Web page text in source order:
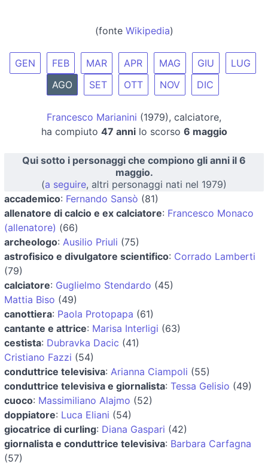
(fonte Wikipedia)
GEN FEB MAR APR MAG GIU
LUG
AGO
SET OTT NOV DIC
Francesco Marianini (1979), calciatore,
ha compiuto 47 annilo scorso 6 maggio
Qui sotto i personaggi che compiono gli anni il 6
maggio.
(a seguire, altri personaggi nati nel 1979)
accademico: Fernando Sansò (81)
allenatore di calcio e ex calciatore: Francesco Monaco
(allenatore) (66)
archeologo: Ausilio Priuli (75)
astrofisico e divulgatore scientifico: Corrado Lamberti
(79)
calciatore: Guglielmo Stendardo (45)
Mattia Biso (49)
canottiera: Paola Protopapa (61)
cantante e attrice: Marisa Interligi (63)
cestista: Dubravka Dacic (41)
Cristiano Fazzi (54)
conduttrice televisiva: Arianna Ciampoli (55)
conduttrice televisiva e giornalista: Tessa Gelisio (49)
cuoco: Massimiliano Alajmo (52)
doppiatore: Luca Eliani (54)
giocatrice di curling: Diana Gaspari (42)
giornalista e conduttrice televisiva: Barbara Carfagna
(57)